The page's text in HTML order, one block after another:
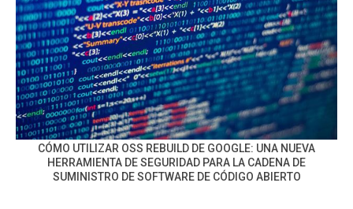
CÓMO UTILIZAR OSS REBUILD DE GOOGLE: UNA NUEVA
HERRAMIENTA DE SEGURIDAD PARA LA CADENA DE
SUMINISTRO DE SOFTWARE DE CÓDIGO ABIERTO